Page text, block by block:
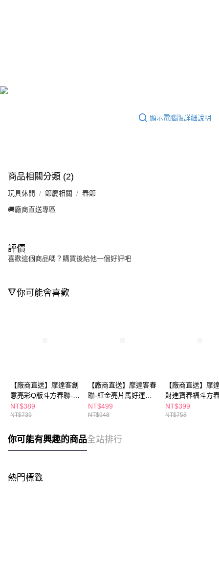
顯示電腦版詳細說明
商品相關分類 (2)
玩具休閒 節慶相關 春節
🚚廠商直送專區
評價
喜歡這個商品嗎？購買後給他一個好評吧
🔻你可能會喜歡
【廠商直送】摩達客創
意亮彩Q版斗方春聯-八
方來財來福啦斗方春聯
兩片組
NT$389
NT$739
【廠商直送】摩達客春
聯-紅金亮片馬好運奔
騰馬到成-兩片組
NT$499
NT$948
【廠商直送】摩
財進寶春福斗方
貼3片組
NT$399
NT$758
你可能有興趣的商品全站排行
熱門標籤